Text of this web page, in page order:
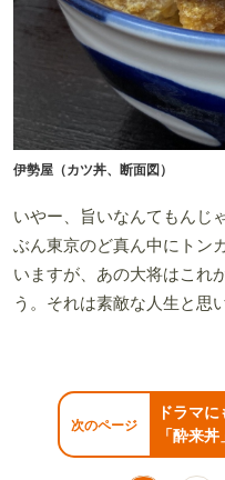
伊勢屋（カツ丼、断面図）
いやー、旨いなんてもんじ
ぶん東京のど真ん中にトン
いますが、あの大将はこれ
う。それは素敵な人生と思
次のページ
ドラマ
「酔来